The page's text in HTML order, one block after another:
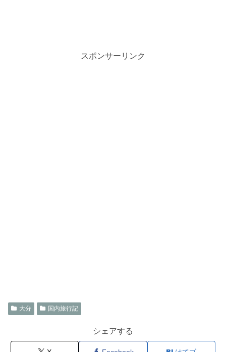
スポンサーリンク
大分 国内旅行記
シェアする